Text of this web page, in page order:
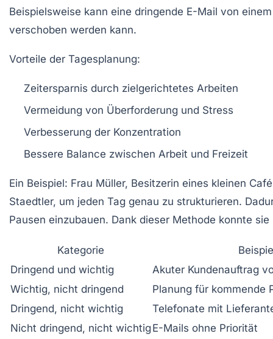
Beispielsweise kann eine dringende E-Mail von
verschoben werden kann.
Vorteile der Tagesplanung:
Zeitersparnis durch zielgerichtetes Arbeiten
Vermeidung von Überforderung und Stress
Verbesserung der Konzentration
Bessere Balance zwischen Arbeit und Freizeit
Ein Beispiel: Frau Müller, Besitzerin eines kleinen
Staedtler, um jeden Tag genau zu strukturieren.
Pausen einzubauen. Dank dieser Methode konnte
Kategorie
Dringend und wichtig
Akuter Kundenauftrag
Wichtig, nicht dringend
Planung für kommende
Dringend, nicht wichtig
Telefonate mit
Nicht dringend, nicht wichtig E-Mails ohne Priorität